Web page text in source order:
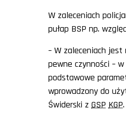
W zaleceniach
pułap BSP np.
– W zaleceniach
pewne czynności –
podstawowe
wprowadzony do
Świderski z GSP KGP.